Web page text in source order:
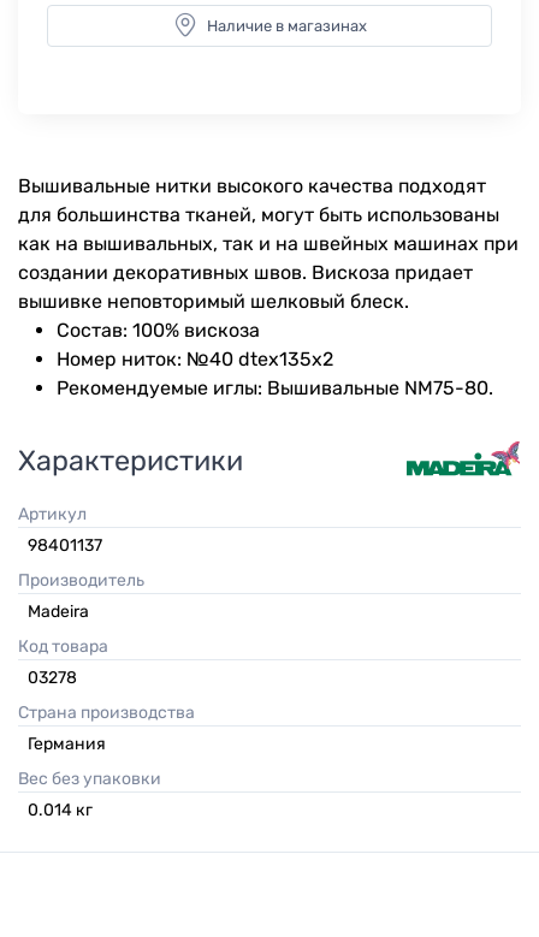
Наличие в магазинах
Вышивальные нитки высокого качества подходят
для большинства тканей, могут быть использованы
как на вышивальных, так и на швейных машинах при
создании декоративных швов. Вискоза придает
вышивке неповторимый шелковый блеск.
Состав: 100% вискоза
Номер ниток: №40 dtex135x2
Рекомендуемые иглы: Вышивальные NM75-80.
Характеристики
Артикул
98401137
Производитель
Madeira
Код товара
03278
Страна производства
Германия
Вес без упаковки
0.014 кг